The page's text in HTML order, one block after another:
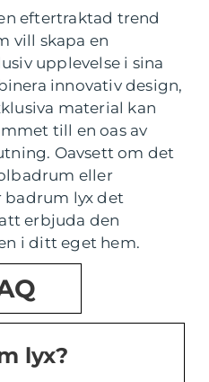
eftertraktad trend
vill skapa en
upplevelse i sina
innovativ design,
material kan
till en oas av
Oavsett om det
eller
badrum lyx det
erbjuda den
i ditt eget hem.
lyx?